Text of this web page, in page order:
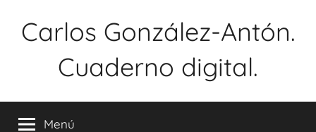
Carlos González-Antón.
Cuaderno digital.
Menú